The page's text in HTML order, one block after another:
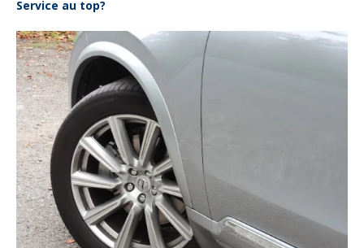
Service au top?